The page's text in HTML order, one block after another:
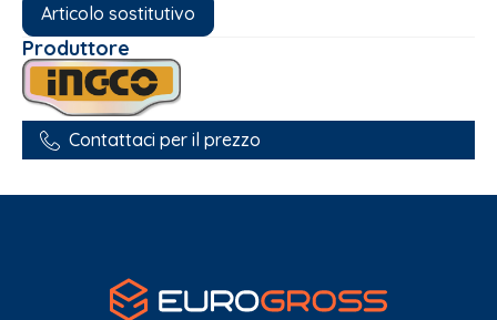
Articolo sostitutivo
Produttore
Contattaci per il prezzo